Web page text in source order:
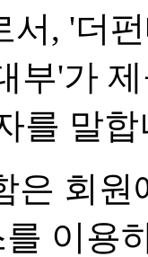
서, '더
부'가
를 말
회원
이용